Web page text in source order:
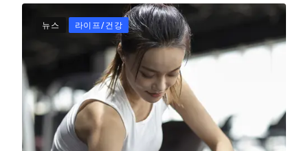
뉴스 라이프/건강